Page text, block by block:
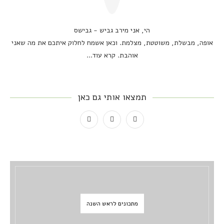
הי, אני מירב גביש - גבישס
אופה, מבשלת, משוטטת, מצלמת. וכאן אשמח לחלוק איתכם את מה שאני
אוהבת. קרא עוד...
תמצאו אותי גם כאן
מתכונים לראש השנה